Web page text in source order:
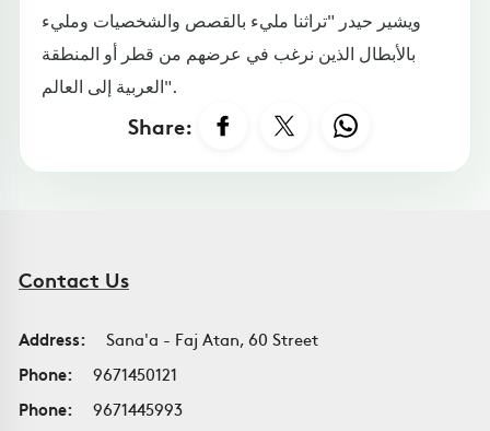
ويشير حيدر "تراثنا مليء بالقصص والشخصيات ومليء
بالأبطال الذين نرغب في عرضهم من قطر أو المنطقة
العربية إلى العالم".
Share:
Contact Us
Address:
Sana'a - Faj Atan, 60 Street
Phone:
9671450121
Phone:
9671445993